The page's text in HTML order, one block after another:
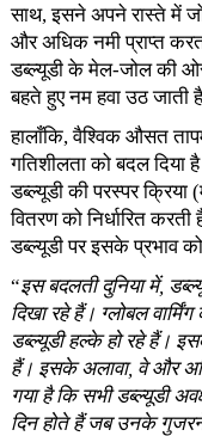
साथ, इसने अपने रास्ते में
और अधिक नमी प्राप्त
डब्ल्यूडी के मेल-जोल की
बहते हुए नम हवा उठ जाती
हालाँकि, वैश्विक औसत
गतिशीलता को बदल दिया
डब्ल्यूडी की परस्पर
वितरण को निर्धारित
डब्ल्यूडी पर इसके प्रभाव
“इस बदलती दुनिया में,
दिखा रहे हैं। ग्लोबल
डब्ल्यूडी हल्के हो रहे हैं।
हैं। इसके अलावा, वे और
गया है कि सभी डब्ल्यूडी
दिन होते हैं जब उनके गुजरने